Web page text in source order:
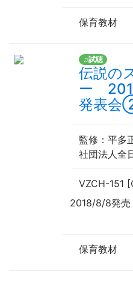
保育教材
♫試聴
伝説の
ー
発表
監修 ：平多
社団法人全
VZCH-151
2018/8/8発売
保育教材